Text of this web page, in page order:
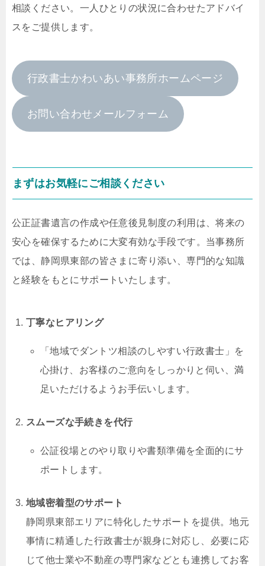
相談ください。一人ひとりの状況に合わせたアドバイ
スをご提供します。
行政書士かわいあい事務所ホームページ
お問い合わせメールフォーム
まずはお気軽にご相談ください
公正証書遺言の作成や任意後見制度の利用は、将来の
安心を確保するために大変有効な手段です。当事務所
では、静岡県東部の皆さまに寄り添い、専門的な知識
と経験をもとにサポートいたします。
丁寧なヒアリング
「地域でダントツ相談のしやすい行政書士」を
心掛け、お客様のご意向をしっかりと伺い、満
足いただけるようお手伝いします。
スムーズな手続きを代行
公証役場とのやり取りや書類準備を全面的にサ
ポートします。
地域密着型のサポート
静岡県東部エリアに特化したサポートを提供。地元
事情に精通した行政書士が親身に対応し、必要に応
じて他士業や不動産の専門家などとも連携してお客